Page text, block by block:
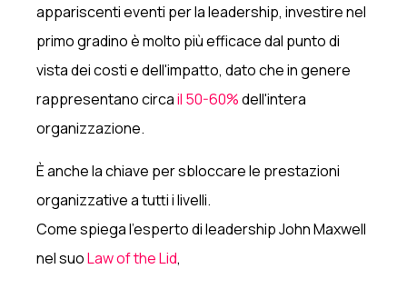
appariscenti eventi per la leadership, investire nel
primo gradino è molto più efficace dal punto di
vista dei costi e dell'impatto, dato che in genere
rappresentano circail 50-60%dell'intera
organizzazione.
È anche la chiave per sbloccare le prestazioni
organizzative a tutti i livelli.
Come spiega l'esperto di leadership John Maxwell
nel suoLaw of the Lid,